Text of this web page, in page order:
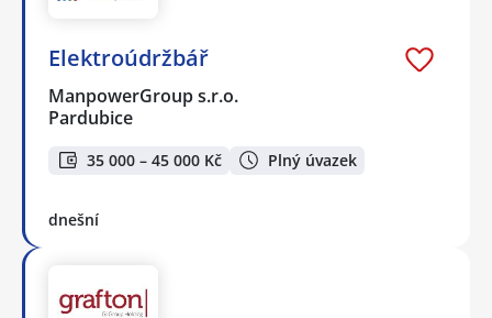
Elektroúdržbář
ManpowerGroup s.r.o.
Pardubice
35 000 – 45 000 Kč Plný úvazek
dnešní